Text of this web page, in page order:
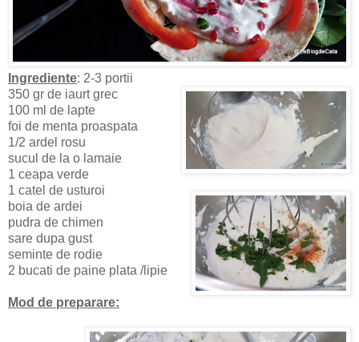
Ingrediente: 2-3 portii
350 gr de iaurt grec
100 ml de lapte
foi de menta proaspata
1/2 ardel rosu
sucul de la o lamaie
1 ceapa verde
1 catel de usturoi
boia de ardei
pudra de chimen
sare dupa gust
seminte de rodie
2 bucati de paine plata /lipie
Mod de preparare: